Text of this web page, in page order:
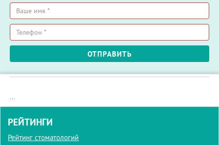
Ваше
имя
*
Телефон
ОТПРАВИТЬ
...
РЕЙТИНГИ
Рейтинг стоматологий